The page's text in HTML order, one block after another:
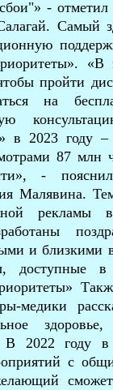
- отметил
Самый
пройти
на
в 2023 году
87 млн
-
Малявина.
и близкими
доступные
медики
В 2022 году
с